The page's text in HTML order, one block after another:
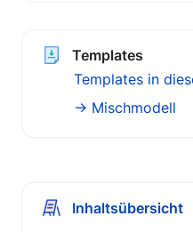
Templates
Templates in
→ Mischmodell
Inhaltsübersicht